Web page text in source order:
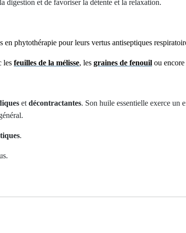
digestion et de favoriser la détente et la relaxation.
phytothérapie pour leurs vertus antiseptiques
les feuilles de la mélisse, les graines de fenouil ou encore
et décontractantes. Son huile essentielle exerce un
.